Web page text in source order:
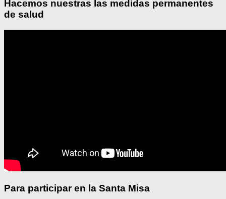
Hacemos nuestras las medidas permanentes
de salud
Para participar en la Santa Misa